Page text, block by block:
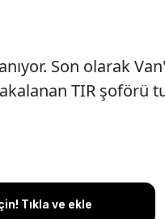
Son olarak
TIR şoförü
Tıkla ve ekle